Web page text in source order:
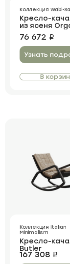
Кресло-
из ясеня
Weaving
Коллекция Wabi-
76 672 i
Узнать
В
Кресло-
Butler
Коллекция Italian
Minimalism
167 308 i